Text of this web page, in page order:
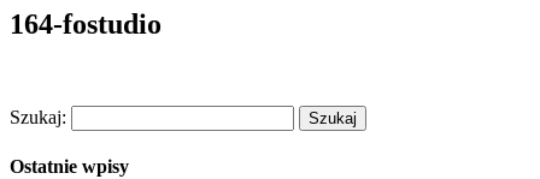
164-fostudio
Szukaj:
Ostatnie wpisy